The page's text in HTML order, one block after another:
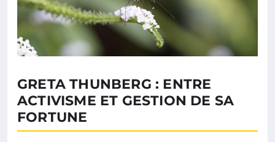
GRETA THUNBERG : ENTRE
ACTIVISME ET GESTION DE SA
FORTUNE